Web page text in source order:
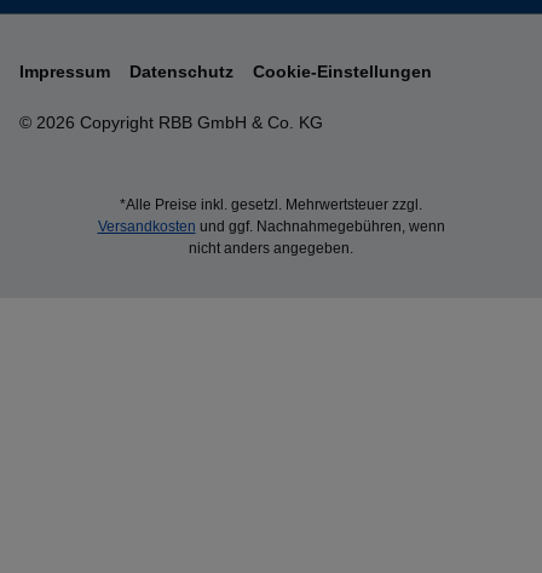
© 2026 Copyright RBB GmbH & Co. KG
Impressum Datenschutz Cookie-Einstellungen
*Alle Preise inkl. gesetzl. Mehrwertsteuer zzgl.
Versandkosten und ggf. Nachnahmegebühren, wenn
nicht anders angegeben.